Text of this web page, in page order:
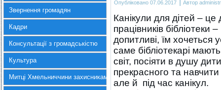
Звернення громадян
Кадри
Консультації з громадськістю
Культура
Митці Хмельниччини захисникам України
Опубліковано 07.06.2017 Автор
Канікули для дітей – це
працівників
допитливі, їм хочеться
саме бібліотекарі
світ, посіяти в душу
прекрасного та
але й під час канікул.